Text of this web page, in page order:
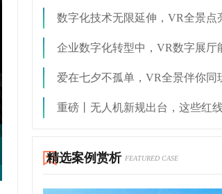
数字化技术无限延伸，VR全景点
企业数字化转型中，VR数字展厅
爱在七夕不孤单，VR全景伴你同
重磅丨无人机新规出台，这些红
精选案例赏析 FEATURED CASE